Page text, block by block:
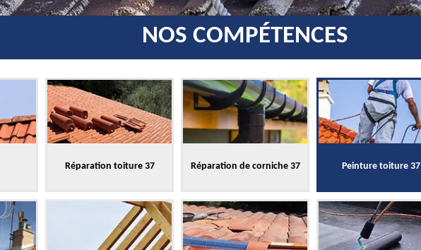
NOS COMPÉTENCES
Réparation toiture 37 Réparation de corniche 37 Peinture toiture 37